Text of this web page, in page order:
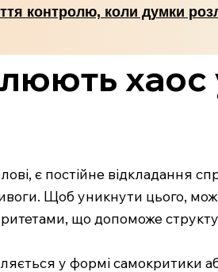
контролю, коли думки
хаос
є постійне відкладання
Щоб уникнути цього,
що допоможе
у формі самокритики